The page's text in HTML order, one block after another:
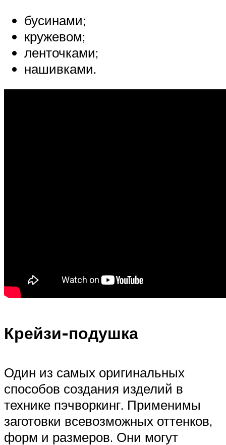
бусинами;
кружевом;
ленточками;
нашивками.
Крейзи-подушка
Один из самых оригинальных
способов создания изделий в
технике пэчворкинг. Применимы
заготовки всевозможных оттенков,
форм и размеров. Они могут